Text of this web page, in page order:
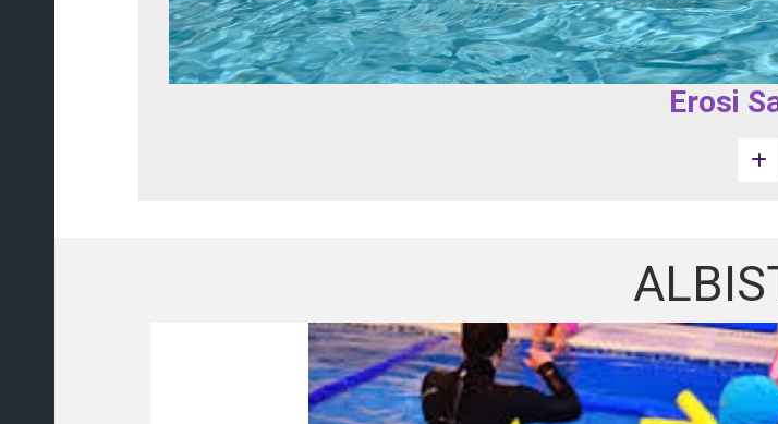
Erosi